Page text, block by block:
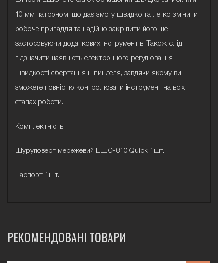
10 мм патроном, що дає змогу швидко та легко змінити
робоче приладдя та надійно закріпити його, не
застосовуючи додаткових інструментів. Також слід
відзначити наявність електронного регулювання
швидкості обертання шпинделя, завдяки якому ви
зможете повністю контролювати інструмент на всіх
етапах роботи.
Комплектність:
Шуруповерт мережевий ЕШС-810 Quick 1шт.
Паспорт 1шт.
РЕКОМЕНДОВАНІ ТОВАРИ